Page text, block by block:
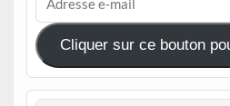
mail
Cliquer sur ce bouton